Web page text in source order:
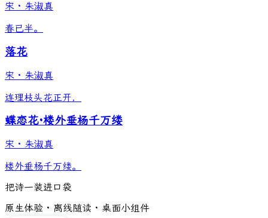
宋 · 朱淑真
春已半。
落花
宋 · 朱淑真
连理枝头花正开，
蝶恋花·楼外垂杨千万缕
宋 · 朱淑真
楼外垂杨千万缕。
把诗一装进口袋
原生体验 · 离线随读 · 桌面小组件